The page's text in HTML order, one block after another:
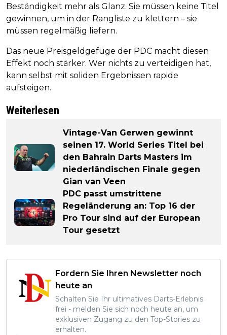
Beständigkeit mehr als Glanz. Sie müssen keine Titel
gewinnen, um in der Rangliste zu klettern – sie
müssen regelmäßig liefern.
Das neue Preisgeldgefüge der PDC macht diesen
Effekt noch stärker. Wer nichts zu verteidigen hat,
kann selbst mit soliden Ergebnissen rapide
aufsteigen.
Weiterlesen
Vintage-Van Gerwen gewinnt
seinen 17. World Series Titel bei
den Bahrain Darts Masters im
niederländischen Finale gegen
Gian van Veen
PDC passt umstrittene
Regeländerung an: Top 16 der
Pro Tour sind auf der European
Tour gesetzt
Fordern Sie Ihren Newsletter noch
heute an
Schalten Sie Ihr ultimatives Darts-Erlebnis
frei - melden Sie sich noch heute an, um
exklusiven Zugang zu den Top-Stories zu
erhalten.